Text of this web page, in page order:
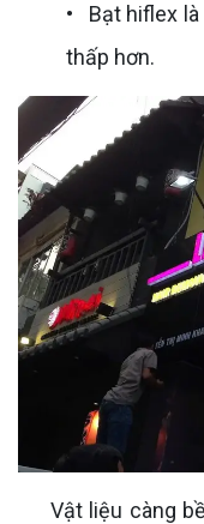
• Bạt hiflex
thấp hơn.
Vật liệu càng